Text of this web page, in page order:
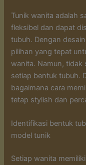
Tunik wanita adalah
fleksibel dan dapat
tubuh. Dengan
pilihan yang tepat
wanita. Namun, tidak
setiap bentuk tubuh.
bagaimana cara
tetap stylish dan
Identifikasi bentuk
model tunik
Setiap wanita